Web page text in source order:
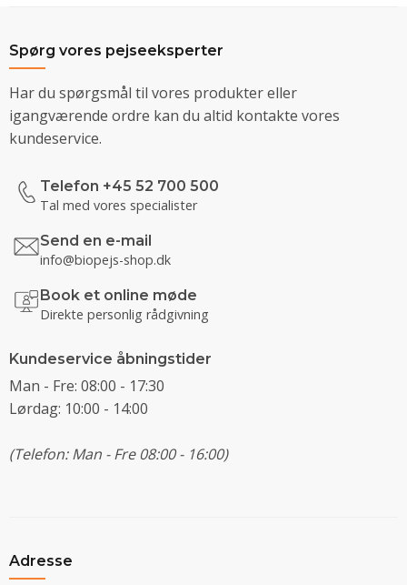
Spørg vores pejseeksperter
Har du spørgsmål til vores produkter eller
igangværende ordre kan du altid kontakte vores
kundeservice.
Telefon +45 52 700 500
Tal med vores specialister
Send en e-mail
info@biopejs-shop.dk
Book et online møde
Direkte personlig rådgivning
Kundeservice åbningstider
Man - Fre: 08:00 - 17:30
Lørdag: 10:00 - 14:00
(Telefon: Man - Fre 08:00 - 16:00)
Adresse